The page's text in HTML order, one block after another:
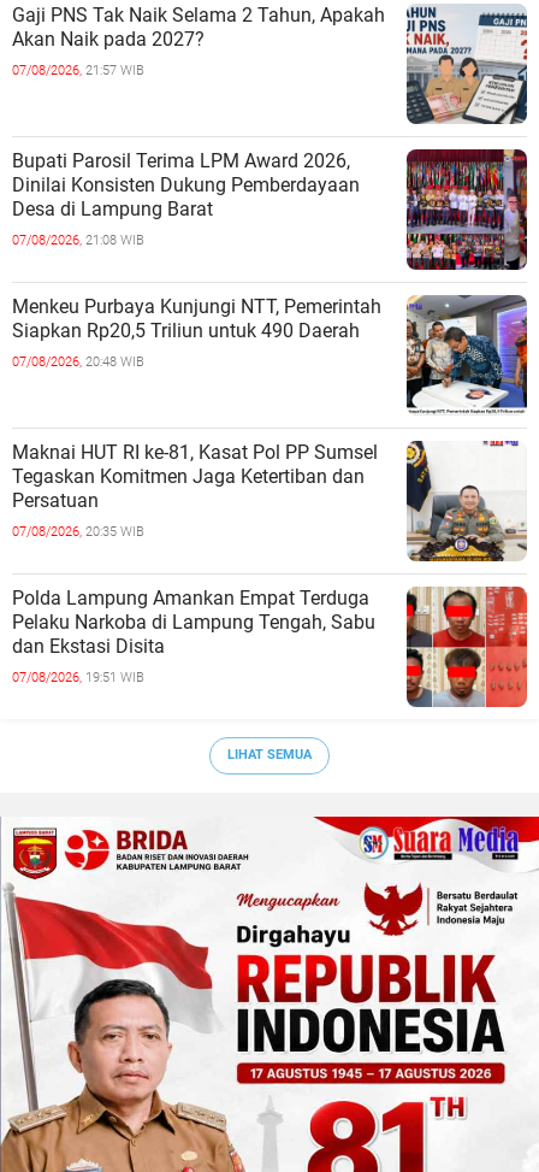
Gaji PNS Tak Naik Selama 2 Tahun, Apakah
Akan Naik pada 2027?
07/08/2026, 21:57 WIB
Bupati Parosil Terima LPM Award 2026,
Dinilai Konsisten Dukung Pemberdayaan
Desa di Lampung Barat
07/08/2026, 21:08 WIB
Menkeu Purbaya Kunjungi NTT, Pemerintah
Siapkan Rp20,5 Triliun untuk 490 Daerah
07/08/2026, 20:48 WIB
Maknai HUT RI ke-81, Kasat Pol PP Sumsel
Tegaskan Komitmen Jaga Ketertiban dan
Persatuan
07/08/2026, 20:35 WIB
Polda Lampung Amankan Empat Terduga
Pelaku Narkoba di Lampung Tengah, Sabu
dan Ekstasi Disita
07/08/2026, 19:51 WIB
LIHAT SEMUA